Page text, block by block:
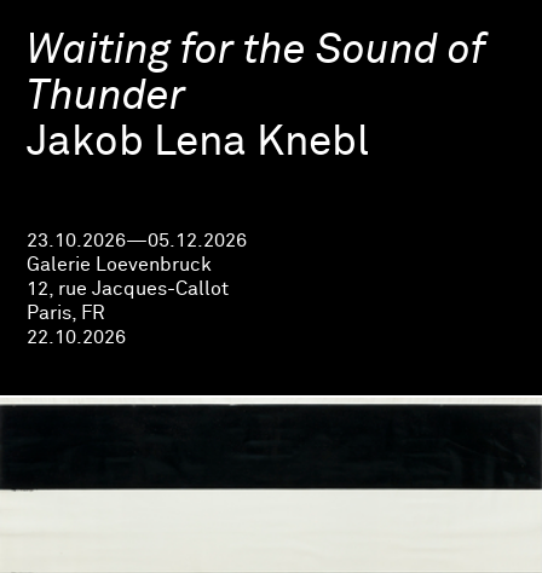
Waiting for the Sound of
Thunder
Jakob Lena Knebl
23.10.2026—05.12.2026
Galerie Loevenbruck
12, rue Jacques-Callot
Paris, FR
22.10.2026